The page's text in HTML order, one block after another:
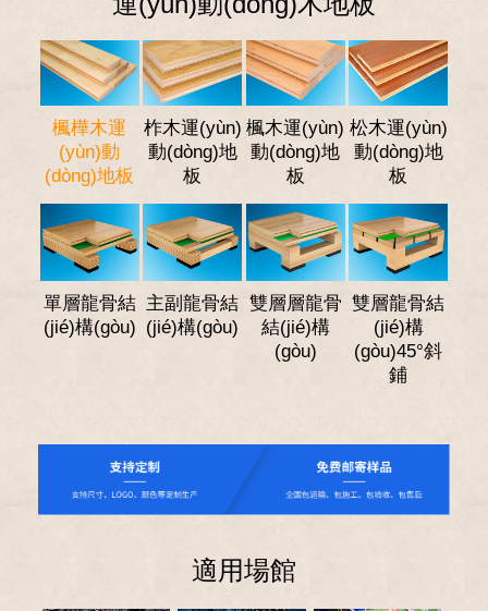
楓樺木運
(yùn)動
(dòng)地板
柞木運(yùn)
動(dòng)地
板
楓木運(yùn)
動(dòng)地
板
松木運(yùn)
動(dòng)地
板
單層龍骨結
(jié)構(gòu)
主副龍骨結
(jié)構(gòu)
雙層層龍骨
結(jié)構
(gòu)
雙層龍骨結
(jié)構
(gòu)45°斜
鋪
適用場館